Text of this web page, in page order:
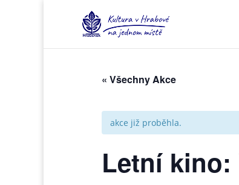
« Všechny Akce
akce již proběhla.
Letní kino: